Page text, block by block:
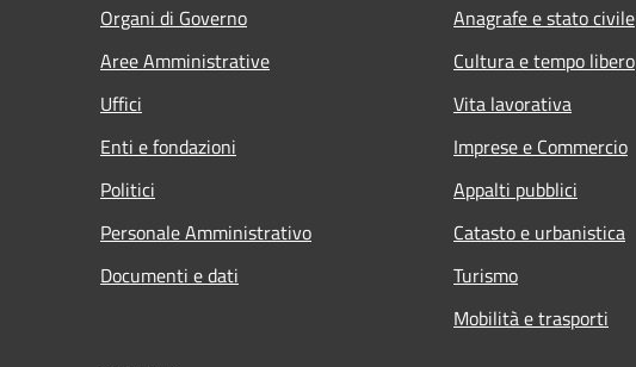
Organi di Governo
Aree Amministrative
Uffici
Enti e fondazioni
Politici
Personale Amministrativo
Documenti e dati
Anagrafe e stato civile
Cultura e tempo libero
Vita lavorativa
Imprese e Commercio
Appalti pubblici
Catasto e urbanistica
Turismo
Mobilità e trasporti